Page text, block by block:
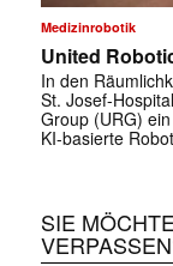
Medizinrobotik
United
In den
St. Josef-
Group (URG)
KI-basierte
SIE